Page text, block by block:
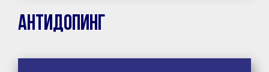
Антидопинг